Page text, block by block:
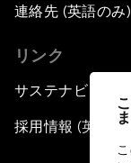
連絡先 (英語のみ)
リンク
サステナビリテ
採用情報 (英語の